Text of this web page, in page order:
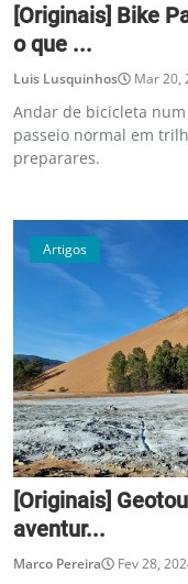
[Originais] Bike
o que ...
Luis Lusquinhos Mar 20,
Andar de bicicleta
passeio normal em
preparares.
Artigos
[Originais]
aventur...
Marco Pereira Fev 28,